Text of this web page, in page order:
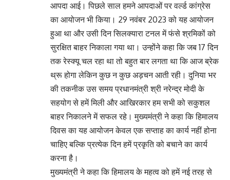
आपदा आई। पिछले साल हमने आपदाओं पर वर्ल्ड कांग्रेस
का आयोजन भी किया। 29 नवंबर 2023 को यह आयोजन
हुआ था और उसी दिन सिलक्यारा टनल में फंसे श्रमिकों को
सुरक्षित बाहर निकाला गया था। उन्होंने कहा कि जब 17 दिन
तक रेस्क्यू चल रहा था तो बहुत बार लगता था कि आज ब्रेक
थ्रू होगा लेकिन कुछ न कुछ अड़चन आती रही। दुनिया भर
की तकनीक उस समय प्रधानमंत्री श्री नरेन्द्र मोदी के
सहयोग से हमें मिली और आखिरकार हम सभी को सकुशल
बाहर निकालने में सफल रहे। मुख्यमंत्री ने कहा कि हिमालय
दिवस का यह आयोजन केवल एक सप्ताह का कार्य नहीं होना
चाहिए बल्कि प्रत्येक दिन हमें प्रकृति को बचाने का कार्य
करना है।
मुख्यमंत्री ने कहा कि हिमालय के महत्व को हमें नई तरह से